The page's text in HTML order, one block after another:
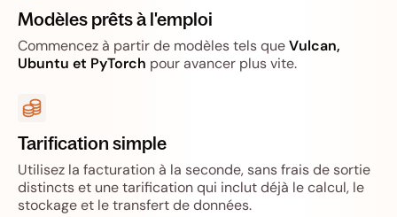
Modèles prêts à l'emploi
Commencez à partir de modèles tels queVulcan,
Ubuntu et PyTorch pour avancer plus vite.
Tarification simple
Utilisez la facturation à la seconde, sans frais de sortie
distincts et une tarification qui inclut déjà le calcul, le
stockage et le transfert de données.